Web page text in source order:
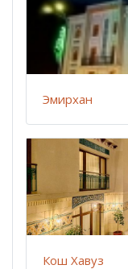
Эмирхан
Кош Хавуз